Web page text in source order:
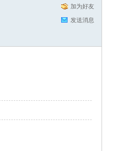
加为好友
发送消息